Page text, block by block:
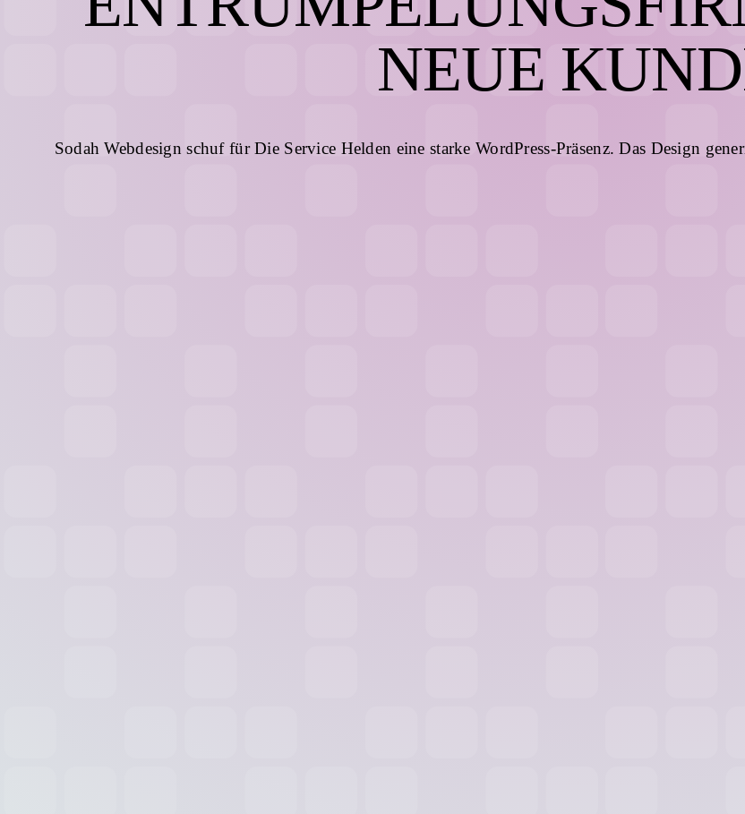
NEUE
Sodah Webdesign schuf für Die Service Helden eine starke WordPress-Präsenz. Das Design